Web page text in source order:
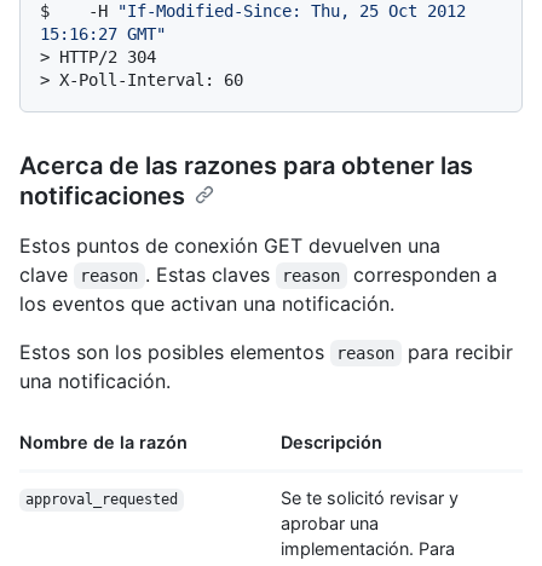
$
   -H
"If-Modified-Since: Thu, 25 Oct 2012
15:16:27 GMT"
> HTTP/2 304
> X-Poll-Interval: 60
Acerca de las razones para obtener las
notificaciones
Estos puntos de conexión GET devuelven una
clave
reason . Estas claves reason
corresponden a
los eventos que activan una notificación.
Estos son los posibles elementos
reason
para recibir
una notificación.
Nombre de la razón Descripción
approval_requested
Se te solicitó revisar y
aprobar una
implementación. Para